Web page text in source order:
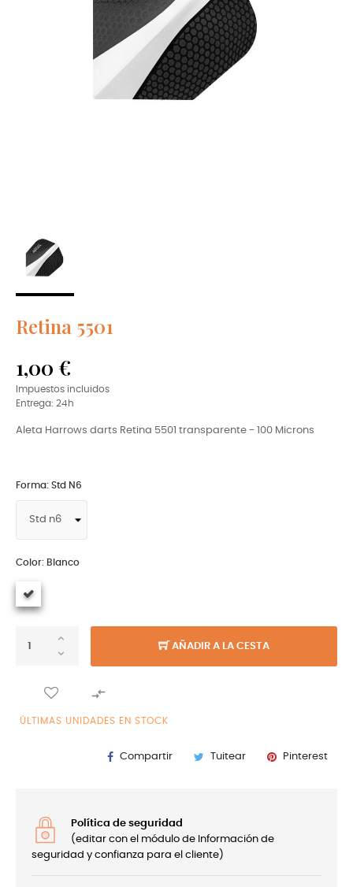
Retina 5501
1,00 €
Impuestos incluidos
Entrega: 24h
Aleta Harrows darts Retina 5501 transparente - 100 Microns
Forma: Std N6
Color: Blanco
AÑADIR A LA CESTA

ÚLTIMAS UNIDADES EN STOCK
Compartir Tuitear Pinterest
Política de seguridad
(editar con el módulo de Información de
seguridad y confianza para el cliente)